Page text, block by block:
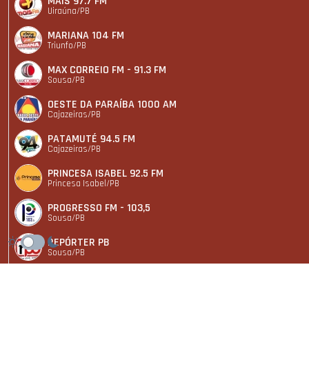
Uiraúna/PB
MARIANA 104 FM
Triunfo/PB
MAX CORREIO FM - 91.3 FM
Sousa/PB
OESTE DA PARAÍBA 1000 AM
Cajazeiras/PB
PATAMUTÉ 94.5 FM
Cajazeiras/PB
PRINCESA ISABEL 92.5 FM
Princesa Isabel/PB
PROGRESSO FM - 103,5
Sousa/PB
REPÓRTER PB
Sousa/PB